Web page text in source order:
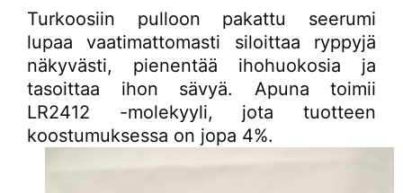
Turkoosiin pulloon pakattu seerumi
lupaa vaatimattomasti siloittaa ryppyjä
näkyvästi, pienentää ihohuokosia ja
tasoittaa ihon sävyä. Apuna toimii
LR2412 -molekyyli, jota tuotteen
koostumuksessa on jopa 4%.